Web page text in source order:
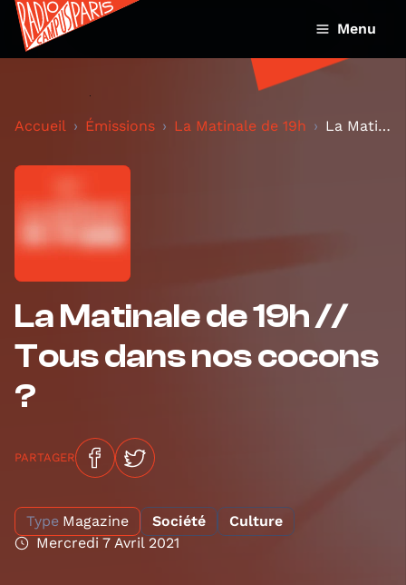
Menu
Accueil Émissions La Matinale de 19h La Matinale de 19h // Tous dans nos cocons ?
La Matinale de 19h //
Tous dans nos cocons
?
PARTAGER
Type Magazine Société
Culture
Mercredi 7 Avril 2021